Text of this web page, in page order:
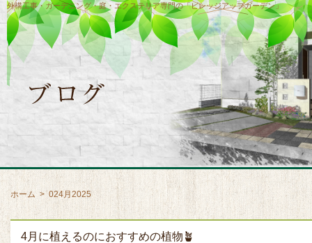
外構工事・ガーデニング・庭・エクステリア専門の「ビレッジアップガーデン」
ホーム > 024月2025
4月に植えるのにおすすめの植物🪴